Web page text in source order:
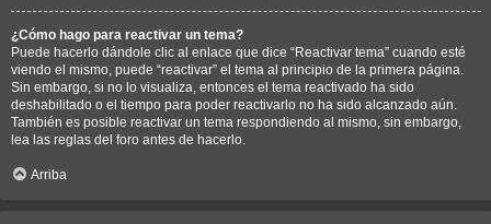
¿Cómo hago para reactivar un tema?
Puede hacerlo dándole clic al enlace que dice “Reactivar tema” cuando esté
viendo el mismo, puede “reactivar” el tema al principio de la primera página.
Sin embargo, si no lo visualiza, entonces el tema reactivado ha sido
deshabilitado o el tiempo para poder reactivarlo no ha sido alcanzado aún.
También es posible reactivar un tema respondiendo al mismo, sin embargo,
lea las reglas del foro antes de hacerlo.
Arriba